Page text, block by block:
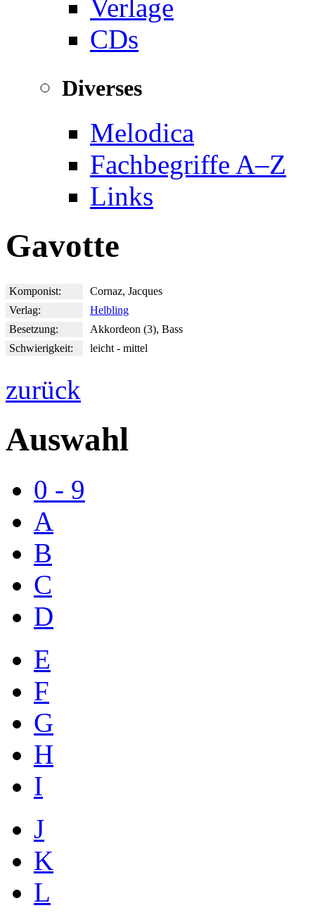
Verlage
CDs
Diverses
Melodica
Fachbegriffe A–Z
Links
Gavotte
Komponist:
Cornaz, Jacques
Verlag:
Helbling
Besetzung:
Akkordeon (3), Bass
Schwierigkeit:
leicht - mittel
zurück
Auswahl
0 - 9
A
B
C
D
E
F
G
H
I
J
K
L